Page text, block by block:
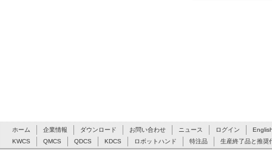
ホーム 企業情報 ダウンロード お問い合わせ ニュース ログイン
KWCS
QMCS QDCS KDCS ロボットハンド 特注品 生産終了品と推奨